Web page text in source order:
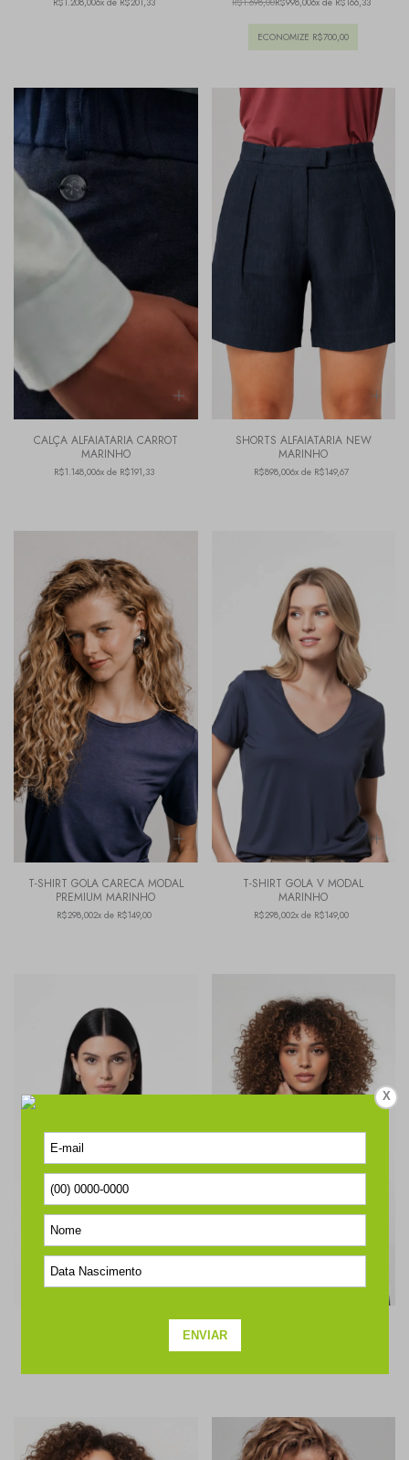
ECONOMIZE R$700,00
CALÇA ALFAIATARIA CARROT
MARINHO
R$1.148,006x de R$191,33
SHORTS ALFAIATARIA NEW
MARINHO
R$898,006x de R$149,67
T-SHIRT GOLA CARECA MODAL
PREMIUM MARINHO
R$298,002x de R$149,00
T-SHIRT GOLA V MODAL
MARINHO
R$298,002x de R$149,00
TURTLENECK MODAL MARINHO
X